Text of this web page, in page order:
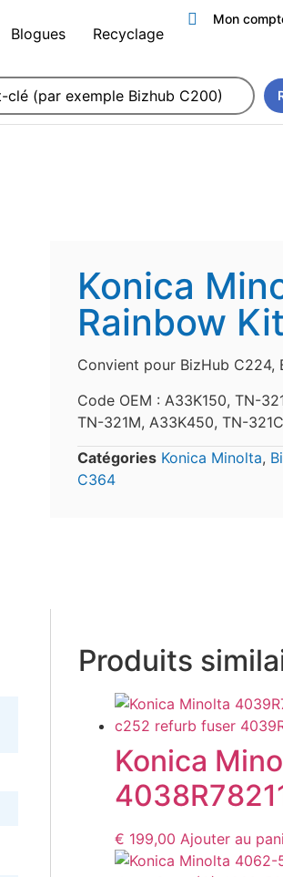
Blogues Recyclage
Mon
Konica
Rainbow
Convient pour BizHub C224,
Code OEM : A33K150, TN-
TN-321M, A33K450, TN-
Catégories Konica Minolta,
C364
Produits
Konica
€ 199,00 Ajouter au